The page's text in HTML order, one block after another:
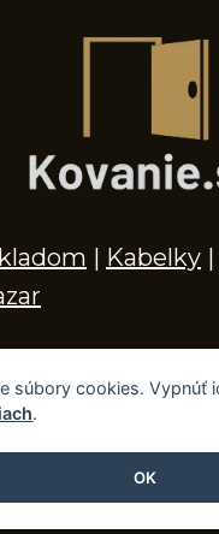
| Kabelky |
na dvere,
do kúpeľne a
súbory cookies. Vypnúť
.
OK